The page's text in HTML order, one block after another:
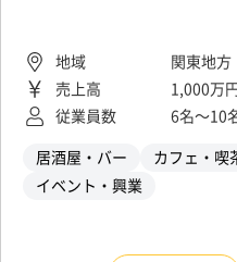
地域
関東地方
売上高
1,000万
従業員数
6名〜10
居酒屋・バー
カフェ・喫
イベント・興業